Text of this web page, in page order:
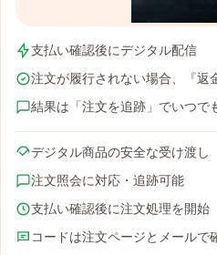
支払い確認後にデジタル配信
注文が履行されない場合、『返
結果は「注文を追跡」でいつで
デジタル商品の安全な受け渡し
注文照会に対応・追跡可能
支払い確認後に注文処理を開始
コードは注文ページとメールで